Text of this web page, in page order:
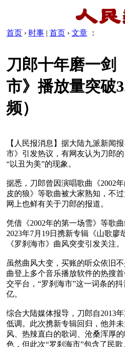
首页 › 时事 | 首页 › 文章 ：
刀郎十年磨一剑
市》播放量突破
频）
【人民报消息】据大陆九派新闻
市》引发热议，有网友认为刀郎
“以丑为美”的现象。
据悉，刀郎曾因演唱歌曲《2002
皮的狼》等歌曲被大家熟知，不
网上也鲜有关于刀郎的报道。
凭借《2002年的第一场雪》等歌
2023年7月19日携新专辑《山歌廖
《罗刹海市》曲风突变引发关注。
虽然曲风大变，买账的听众依旧
曲登上多个音乐播放软件的热搜
交平台，“罗刹海市”这一词条的
亿。
综合大陆媒体报导，刀郎自2013
低调。此次携新专辑回归，他并
风、热辣直白的歌词、沧桑浑厚
色，但此次“罗刹海市”包含了民